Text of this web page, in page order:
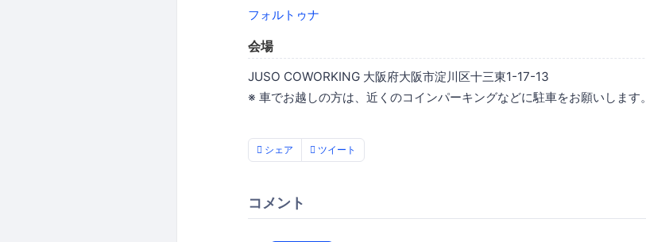
フォルトゥナ
会場
JUSO COWORKING 大阪府大阪市淀川区十三東1-17-13
※ 車でお越しの方は、近くのコインパーキングなどに駐車をお願いします。
シェア ツイート
コメント